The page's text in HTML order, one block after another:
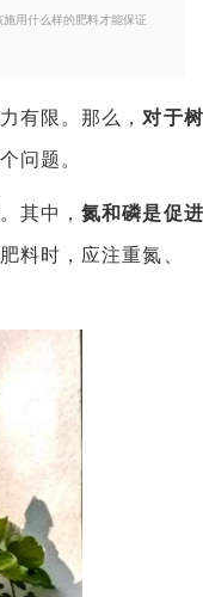
用什么样的肥料才能保证
有限。那么， 对于树
问题。
其中，氮和磷是促进
料时，应注重氮、